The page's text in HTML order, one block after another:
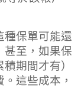
種保單可能還
甚至，如果保
期間才有）
這些成本，